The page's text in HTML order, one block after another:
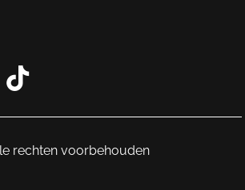
van
Tiktok van
rechten voorbehouden